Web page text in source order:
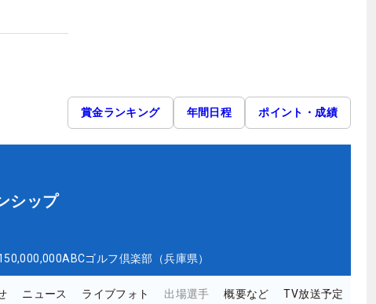
賞金ランキング 年間日程 ポイント・成績
シップ
ABCゴルフ倶楽部（兵庫県）
ニュース ライブフォト 出場選手 概要など TV放送予定